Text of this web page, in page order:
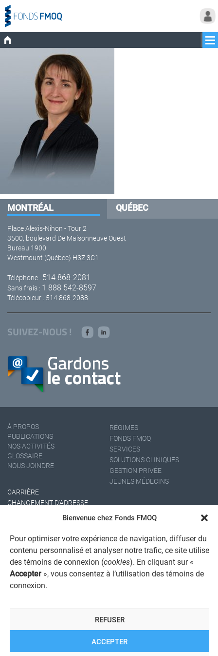
Bienvenue chez Fonds FMOQ
Pour optimiser votre expérience de navigation, diffuser du
contenu personnalisé et analyser notre trafic, ce site utilise
des témoins de connexion (cookies). En cliquant sur «
Accepter », vous consentez à l’utilisation des témoins de
connexion.
ACCEPTER
REFUSER
MONTRÉAL QUÉBEC
Place Alexis-Nihon - Tour 2
3500, boulevard De Maisonneuve Ouest
Bureau 1900
Westmount (Québec) H3Z 3C1
Téléphone : 514 868-2081
Sans frais : 1 888 542-8597
Télécopieur : 514 868-2088
SUIVEZ-NOUS !
À PROPOS
PUBLICATIONS
NOS ACTIVITÉS
GLOSSAIRE
NOUS JOINDRE
RÉGIMES
FONDS FMOQ
SERVICES
SOLUTIONS CLINIQUES
GESTION PRIVÉE
JEUNES MÉDECINS
CARRIÈRE
CHANGEMENT D'ADRESSE
AVIS JURIDIQUE GÉNÉRAL
POLITIQUE DE TRAITEMENT DES PLAINTES
REGISTRE DES CONFLITS D'INTÉRÊTS